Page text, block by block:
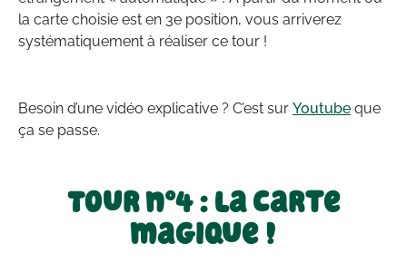
la carte choisie est en 3e position, vous arriverez
systématiquement à réaliser ce tour !
Besoin d’une vidéo explicative ? C’est sur Youtube que
ça se passe.
Tour n°4 : La carte
magique !